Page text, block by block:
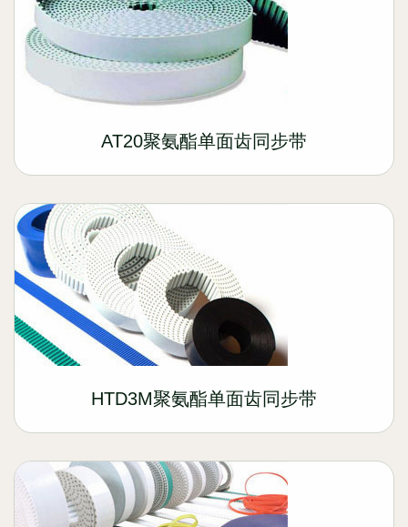
AT20聚氨酯单面齿同步带
HTD3M聚氨酯单面齿同步带